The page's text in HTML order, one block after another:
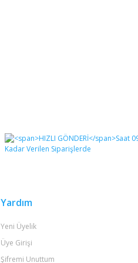
Yardım
Yeni Üyelik
Üye Girişi
Şifremi Unuttum